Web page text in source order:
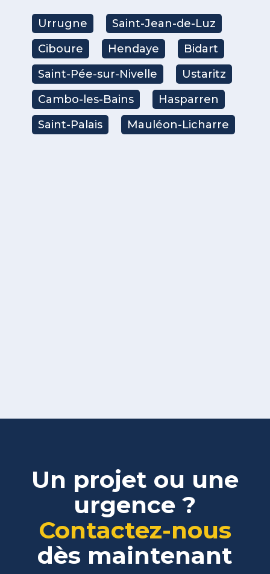
Urrugne
Saint-Jean-de-Luz
Ciboure
Hendaye
Bidart
Saint-Pée-sur-Nivelle
Ustaritz
Cambo-les-Bains
Hasparren
Saint-Palais
Mauléon-Licharre
Un projet ou une
urgence ?
Contactez-nous
dès maintenant